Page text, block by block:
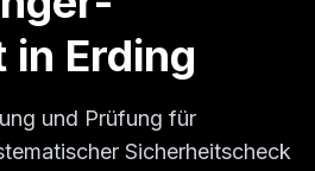
in Erding
und Prüfung für
Sicherheitscheck